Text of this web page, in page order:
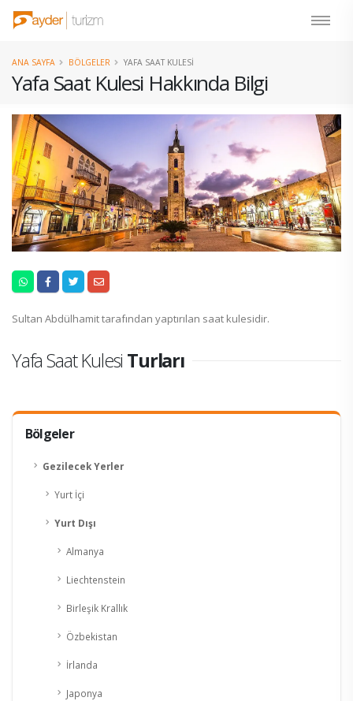
Yafa Saat Kulesi Hakkında Bilgi
ANA SAYFA BÖLGELER YAFA SAAT KULESI
Bölgeler
Gezilecek Yerler
Yurt İçi
Yurt Dışı
Almanya
Liechtenstein
Birleşik Krallık
Özbekistan
İrlanda
Japonya
Sultan Abdülhamit tarafından yaptırılan saat kulesidir.
Yafa Saat Kulesi Turları